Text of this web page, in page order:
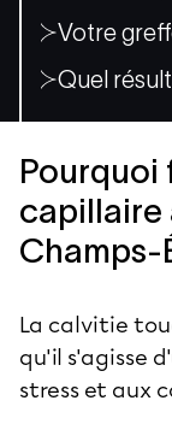
Votre
Quel
Pourquoi
capillaire
Champs-
La calvitie
qu'il s'agisse
stress et aux